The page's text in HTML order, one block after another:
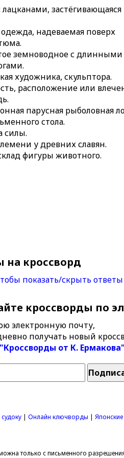
лацканами, застёгивающаяся
одежда, надеваемая поверх
земноводное с длинными
художника, скульптора.
расположение или
парусная рыболовная
стола.
силы.
у древних славян.
фигуры животного.
на кроссворд
показать/скрыть
кроссворды по
электронную почту,
получать новый
"Кроссворды от К.
|Онлайн ключворды |
только с письменного